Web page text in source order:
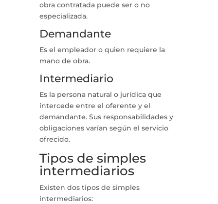
obra contratada puede ser o no
especializada.
Demandante
Es el empleador o quien requiere la
mano de obra.
Intermediario
Es la persona natural o jurídica que
intercede entre el oferente y el
demandante. Sus responsabilidades y
obligaciones varían según el servicio
ofrecido.
Tipos de simples
intermediarios
Existen dos tipos de simples
intermediarios: